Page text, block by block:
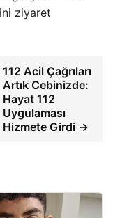
ziyaret
112 Acil Çağrıları
Artık Cebinizde:
Hayat 112
Uygulaması
Hizmete Girdi →